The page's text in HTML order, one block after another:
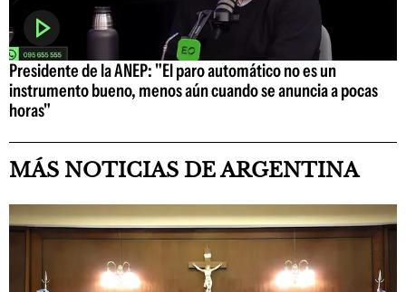
Presidente de la ANEP: "El paro automático no es un
instrumento bueno, menos aún cuando se anuncia a pocas
horas"
MÁS NOTICIAS DE ARGENTINA